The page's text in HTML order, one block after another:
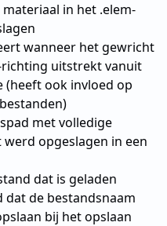
in het .elem-
wanneer het gewricht
uitstrekt vanuit
(heeft ook invloed op
met volledige
opgeslagen in een
dat is geladen
dat de bestandsnaam
bij het opslaan